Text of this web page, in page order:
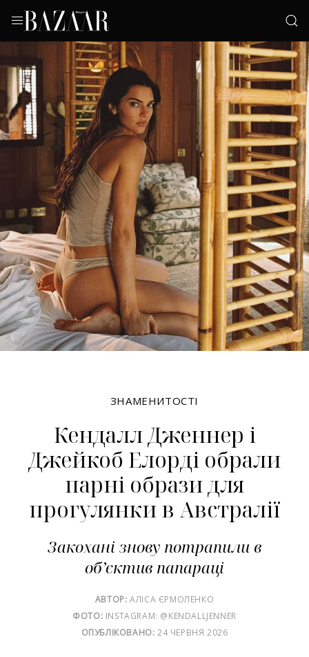
ЗНАМЕНИТОСТІ
Кендалл Дженнер і
Джейкоб Елорді обрали
парні образи для
прогулянки в Австралії
Закохані знову потрапили в
об’єктив папараці
АВТОР: АЛІСА ЄРМОЛЕНКО
ФОТО: INSTAGRAM: @KENDALLJENNER
ОПУБЛІКОВАНО: 24 ЧЕРВНЯ 2026